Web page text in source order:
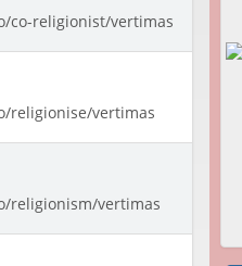
co-religionist/vertimas
religionise/vertimas
religionism/vertimas